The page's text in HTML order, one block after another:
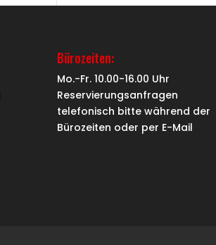
Bürozeiten:
Mo.-Fr. 10.00-16.00 Uhr
Reservierungsanfragen
telefonisch bitte während der
Bürozeiten oder per E-Mail